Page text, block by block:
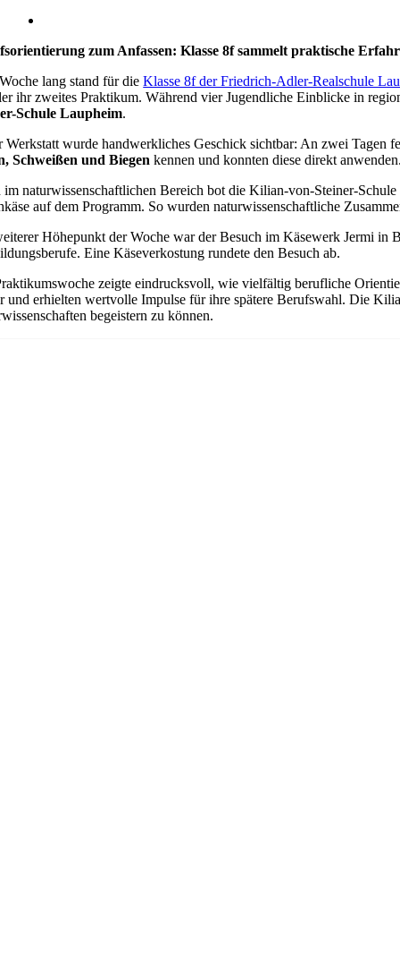
zum Anfassen: Klasse 8f sammelt praktische
lang stand für dieKlasse 8f der Friedrich-Adler-Realschule
ihr zweites Praktikum. Während vier Jugendliche Einblicke in
Schule Laupheim.
Werkstatt wurde handwerkliches Geschick sichtbar: An zwei Tagen
Schweißen und Biegen kennen und konnten diese direkt
naturwissenschaftlichen Bereich bot die Kilian-von-Steiner-
auf dem Programm. So wurden naturwissenschaftliche
Höhepunkt der Woche war der Besuch im Käsewerk Jermi in
Eine Käseverkostung rundete den Besuch ab.
zeigte eindrucksvoll, wie vielfältig berufliche
und erhielten wertvolle Impulse für ihre spätere Berufswahl. Die
begeistern zu können.